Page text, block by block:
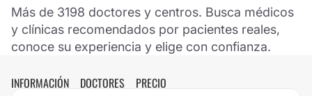
Más de 3198 doctores y centros. Busca médicos
y clínicas recomendados por pacientes reales,
conoce su experiencia y elige con confianza.
INFORMACIÓN DOCTORES PRECIO